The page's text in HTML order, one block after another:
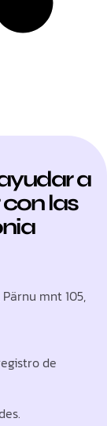
a
las
mnt 105,
de